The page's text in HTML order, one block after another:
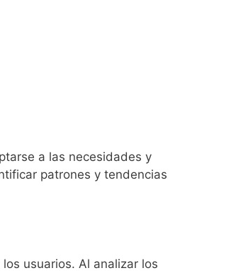
a las necesidades y
patrones y tendencias
usuarios. Al analizar los